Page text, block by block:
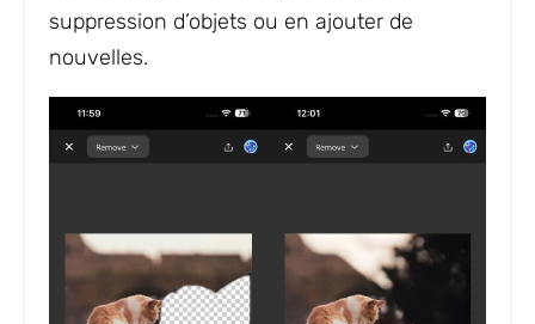
suppression d’objets ou en ajouter de
nouvelles.